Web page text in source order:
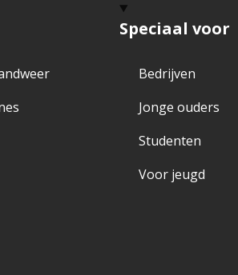
Speciaal voor
Bedrijven
Jonge ouders
Studenten
Voor jeugd